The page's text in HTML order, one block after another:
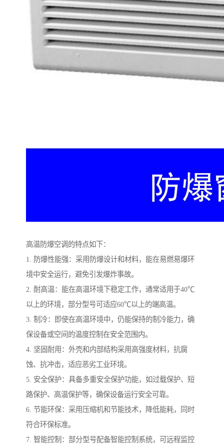
高温防爆空调的特点如下：
1. 防爆性能强：采用防爆设计和材料，能在易燃易爆环
境中安全运行，避免引发爆炸事故。
2. 耐高温：能在高温环境下稳定工作，通常适用于40℃
以上的环境，部分型号可适应60℃以上的端高温。
3. 制冷：即使在高温环境中，仍能保持的制冷能力，确
保设备或空间的温度控制在安全范围内。
4. 坚固耐用：外壳和内部结构采用高强度材料，抗腐
蚀、抗冲击，适应恶劣工业环境。
5. 安全保护：具备多重安全保护功能，如过载保护、短
路保护、高温保护等，确保设备运行安全可靠。
6. 节能环保：采用压缩机和节能技术，降低能耗，同时
符合环保标准。
7. 智能控制：部分型号配备智能控制系统，可远程监控